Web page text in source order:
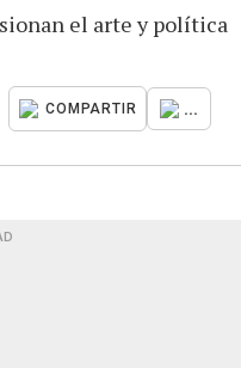
el arte y política
COMPARTIR ...